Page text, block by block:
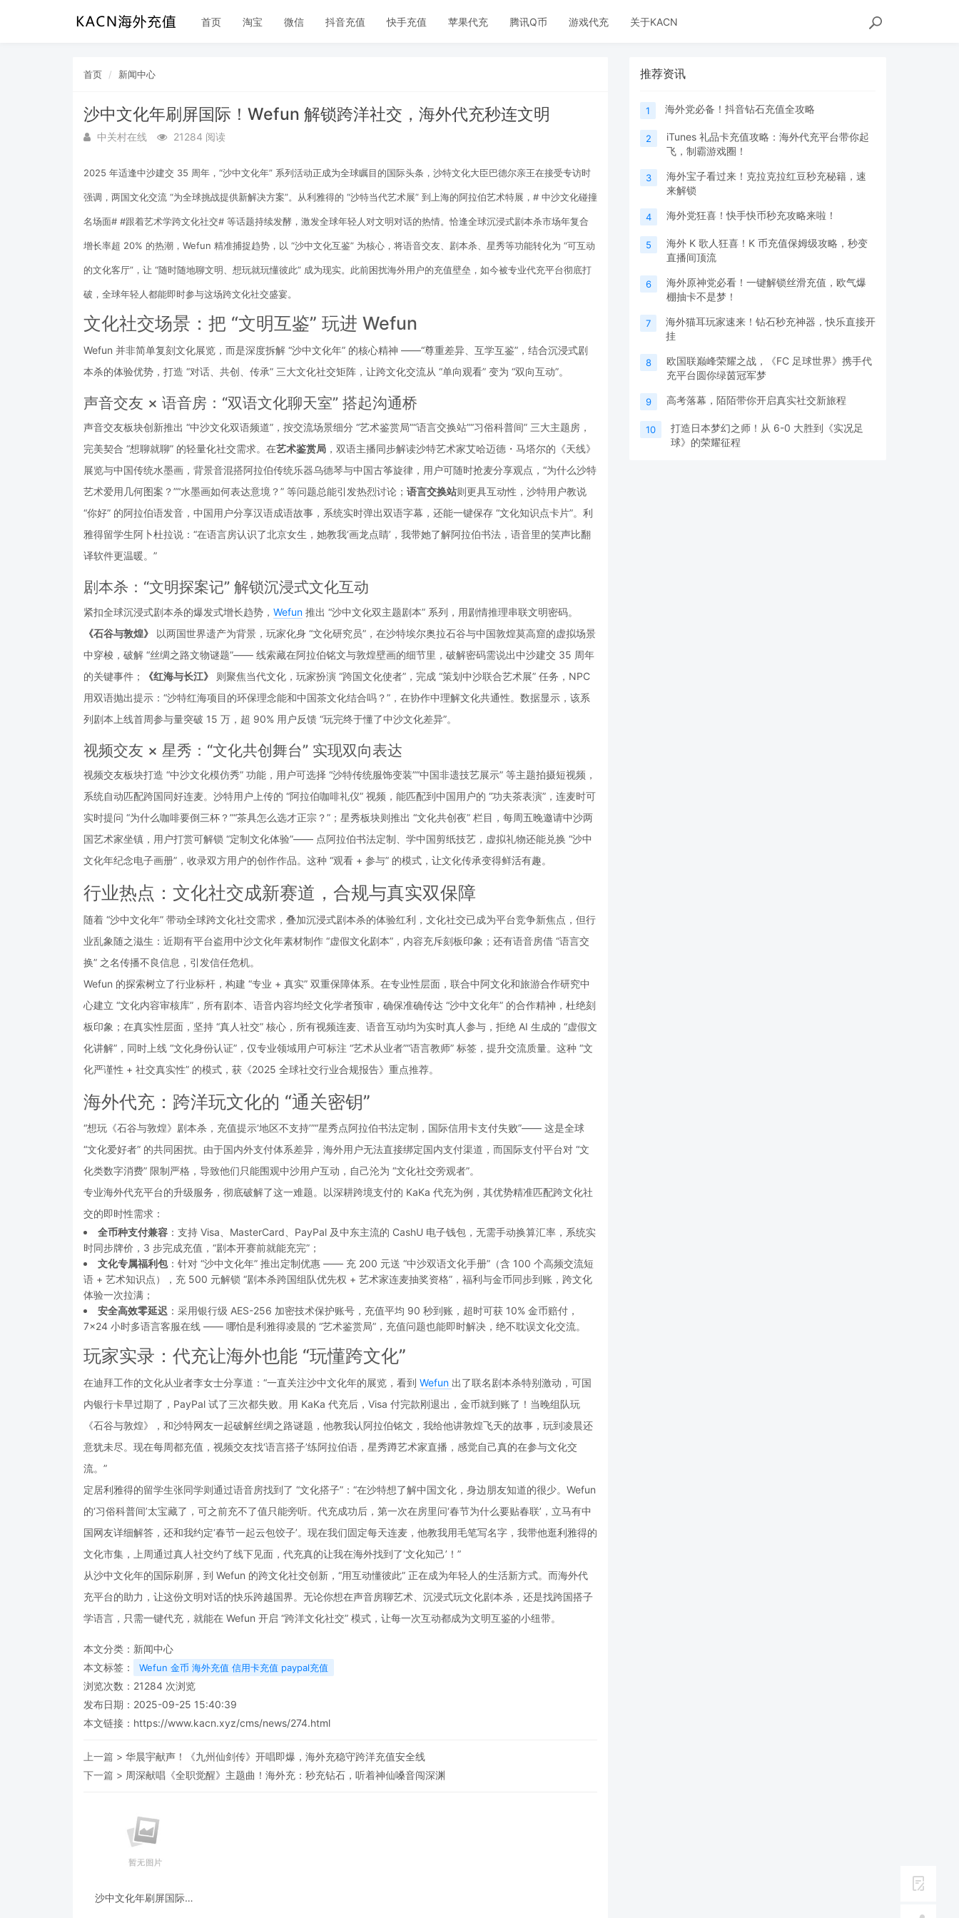
首页 淘宝 微信 抖音充值 快手充值 苹果代充 腾讯Q币 游戏代充 关于KACN
首页 新闻中心
沙中文化年刷屏国际！Wefun 解锁跨洋社交，海外代充秒连文明
中关村在线 21284 阅读
2025 年适逢中沙建交 35 周年，“沙中文化年” 系列活动正成为全球瞩目的国际头条，沙特文化大臣巴德尔亲王在接受专访时
强调，两国文化交流 “为全球挑战提供新解决方案”。从利雅得的 “沙特当代艺术展” 到上海的阿拉伯艺术特展，# 中沙文化碰撞
名场面# #跟着艺术学跨文化社交# 等话题持续发酵，激发全球年轻人对文明对话的热情。恰逢全球沉浸式剧本杀市场年复合
增长率超 20% 的热潮，Wefun 精准捕捉趋势，以 “沙中文化互鉴” 为核心，将语音交友、剧本杀、星秀等功能转化为 “可互动
的文化客厅”，让 “随时随地聊文明、想玩就玩懂彼此” 成为现实。此前困扰海外用户的充值壁垒，如今被专业代充平台彻底打
破，全球年轻人都能即时参与这场跨文化社交盛宴。
文化社交场景：把 “文明互鉴” 玩进 Wefun
Wefun 并非简单复刻文化展览，而是深度拆解 “沙中文化年” 的核心精神 ——“尊重差异、互学互鉴”，结合沉浸式剧
本杀的体验优势，打造 “对话、共创、传承” 三大文化社交矩阵，让跨文化交流从 “单向观看” 变为 “双向互动”。
声音交友 × 语音房：“双语文化聊天室” 搭起沟通桥
声音交友板块创新推出 “中沙文化双语频道”，按交流场景细分 “艺术鉴赏局”“语言交换站”“习俗科普间” 三大主题房，
完美契合 “想聊就聊” 的轻量化社交需求。在艺术鉴赏局 ，双语主播同步解读沙特艺术家艾哈迈德・马塔尔的《天线》
展览与中国传统水墨画，背景音混搭阿拉伯传统乐器乌德琴与中国古筝旋律，用户可随时抢麦分享观点，“为什么沙特
艺术爱用几何图案？”“水墨画如何表达意境？” 等问题总能引发热烈讨论； 语言交换站则更具互动性，沙特用户教说
“你好” 的阿拉伯语发音，中国用户分享汉语成语故事，系统实时弹出双语字幕，还能一键保存 “文化知识点卡片”。利
雅得留学生阿卜杜拉说：“在语言房认识了北京女生，她教我‘画龙点睛’，我带她了解阿拉伯书法，语音里的笑声比翻
译软件更温暖。”
剧本杀：“文明探案记” 解锁沉浸式文化互动
紧扣全球沉浸式剧本杀的爆发式增长趋势， Wefun 推出 “沙中文化双主题剧本” 系列，用剧情推理串联文明密码。
《石谷与敦煌》
以两国世界遗产为背景，玩家化身 “文化研究员”，在沙特埃尔奥拉石谷与中国敦煌莫高窟的虚拟场景
中穿梭，破解 “丝绸之路文物谜题”—— 线索藏在阿拉伯铭文与敦煌壁画的细节里，破解密码需说出中沙建交 35 周年
的关键事件；
《红海与长江》
则聚焦当代文化，玩家扮演 “跨国文化使者”，完成 “策划中沙联合艺术展” 任务，NPC
用双语抛出提示：“沙特红海项目的环保理念能和中国茶文化结合吗？”，在协作中理解文化共通性。数据显示，该系
列剧本上线首周参与量突破 15 万，超 90% 用户反馈 “玩完终于懂了中沙文化差异”。
视频交友 × 星秀：“文化共创舞台” 实现双向表达
视频交友板块打造 “中沙文化模仿秀” 功能，用户可选择 “沙特传统服饰变装”“中国非遗技艺展示” 等主题拍摄短视频，
系统自动匹配跨国同好连麦。沙特用户上传的 “阿拉伯咖啡礼仪” 视频，能匹配到中国用户的 “功夫茶表演”，连麦时可
实时提问 “为什么咖啡要倒三杯？”“茶具怎么选才正宗？”；星秀板块则推出 “文化共创夜” 栏目，每周五晚邀请中沙两
国艺术家坐镇，用户打赏可解锁 “定制文化体验”—— 点阿拉伯书法定制、学中国剪纸技艺，虚拟礼物还能兑换 “沙中
文化年纪念电子画册”，收录双方用户的创作作品。这种 “观看 + 参与” 的模式，让文化传承变得鲜活有趣。
行业热点：文化社交成新赛道，合规与真实双保障
随着 “沙中文化年” 带动全球跨文化社交需求，叠加沉浸式剧本杀的体验红利，文化社交已成为平台竞争新焦点，但行
业乱象随之滋生：近期有平台盗用中沙文化年素材制作 “虚假文化剧本”，内容充斥刻板印象；还有语音房借 “语言交
换” 之名传播不良信息，引发信任危机。
Wefun 的探索树立了行业标杆，构建 “专业 + 真实” 双重保障体系。在专业性层面，联合中阿文化和旅游合作研究中
心建立 “文化内容审核库”，所有剧本、语音内容均经文化学者预审，确保准确传达 “沙中文化年” 的合作精神，杜绝刻
板印象；在真实性层面，坚持 “真人社交” 核心，所有视频连麦、语音互动均为实时真人参与，拒绝 AI 生成的 “虚假文
化讲解”，同时上线 “文化身份认证”，仅专业领域用户可标注 “艺术从业者”“语言教师” 标签，提升交流质量。这种 “文
化严谨性 + 社交真实性” 的模式，获《2025 全球社交行业合规报告》重点推荐。
海外代充：跨洋玩文化的 “通关密钥”
“想玩《石谷与敦煌》剧本杀，充值提示‘地区不支持’”“星秀点阿拉伯书法定制，国际信用卡支付失败”—— 这是全球
“文化爱好者” 的共同困扰。由于国内外支付体系差异，海外用户无法直接绑定国内支付渠道，而国际支付平台对 “文
化类数字消费” 限制严格，导致他们只能围观中沙用户互动，自己沦为 “文化社交旁观者”。
专业海外代充平台的升级服务，彻底破解了这一难题。以深耕跨境支付的 KaKa 代充为例，其优势精准匹配跨文化社
交的即时性需求：
全币种支付兼容 ：支持 Visa、MasterCard、PayPal 及中东主流的 CashU 电子钱包，无需手动换算汇率，系统实
时同步牌价，3 步完成充值，“剧本开赛前就能充完”；
文化专属福利包：针对 “沙中文化年” 推出定制优惠 —— 充 200 元送 “中沙双语文化手册”（含 100 个高频交流短
语 + 艺术知识点），充 500 元解锁 “剧本杀跨国组队优先权 + 艺术家连麦抽奖资格”，福利与金币同步到账，跨文化
体验一次拉满；
安全高效零延迟 ：采用银行级 AES-256 加密技术保护账号，充值平均 90 秒到账，超时可获 10% 金币赔付，
7×24 小时多语言客服在线 —— 哪怕是利雅得凌晨的 “艺术鉴赏局”，充值问题也能即时解决，绝不耽误文化交流。
玩家实录：代充让海外也能 “玩懂跨文化”
在迪拜工作的文化从业者李女士分享道：“一直关注沙中文化年的展览，看到 Wefun 出了联名剧本杀特别激动，可国
内银行卡早过期了，PayPal 试了三次都失败。用 KaKa 代充后，Visa 付完款刚退出，金币就到账了！当晚组队玩
《石谷与敦煌》，和沙特网友一起破解丝绸之路谜题，他教我认阿拉伯铭文，我给他讲敦煌飞天的故事，玩到凌晨还
意犹未尽。现在每周都充值，视频交友找‘语言搭子’练阿拉伯语，星秀蹲艺术家直播，感觉自己真的在参与文化交
流。”
定居利雅得的留学生张同学则通过语音房找到了 “文化搭子”：“在沙特想了解中国文化，身边朋友知道的很少。Wefun
的‘习俗科普间’太宝藏了，可之前充不了值只能旁听。代充成功后，第一次在房里问‘春节为什么要贴春联’，立马有中
国网友详细解答，还和我约定‘春节一起云包饺子’。现在我们固定每天连麦，他教我用毛笔写名字，我带他逛利雅得的
文化市集，上周通过真人社交约了线下见面，代充真的让我在海外找到了‘文化知己’！”
从沙中文化年的国际刷屏，到 Wefun 的跨文化社交创新，“用互动懂彼此” 正在成为年轻人的生活新方式。而海外代
充平台的助力，让这份文明对话的快乐跨越国界。无论你想在声音房聊艺术、沉浸式玩文化剧本杀，还是找跨国搭子
学语言，只需一键代充，就能在 Wefun 开启 “跨洋文化社交” 模式，让每一次互动都成为文明互鉴的小纽带。
本文分类： 新闻中心
本文标签：
Wefun 金币 海外充值 信用卡充值 paypal充值
浏览次数： 21284 次浏览
发布日期：2025-09-25 15:40:39
本文链接： https://www.kacn.xyz/cms/news/274.html
上一篇 > 华晨宇献声！《九州仙剑传》开唱即爆，海外充稳守跨洋充值安全线
下一篇 > 周深献唱《全职觉醒》主题曲！海外充：秒充钻石，听着神仙嗓音闯深渊
沙中文化年刷屏国际！
推荐资讯
1 海外党必备！抖音钻石充值全攻略
2
iTunes 礼品卡充值攻略：海外代充平台带你起
飞，制霸游戏圈！
3
海外宝子看过来！克拉克拉红豆秒充秘籍，速
来解锁
4 海外党狂喜！快手快币秒充攻略来啦！
5
海外 K 歌人狂喜！K 币充值保姆级攻略，秒变
直播间顶流
6
海外原神党必看！一键解锁丝滑充值，欧气爆
棚抽卡不是梦！
7
海外猫耳玩家速来！钻石秒充神器，快乐直接开
挂
8
欧国联巅峰荣耀之战，《FC 足球世界》携手代
充平台圆你绿茵冠军梦
9 高考落幕，陌陌带你开启真实社交新旅程
10
打造日本梦幻之师！从 6-0 大胜到《实况足
球》的荣耀征程